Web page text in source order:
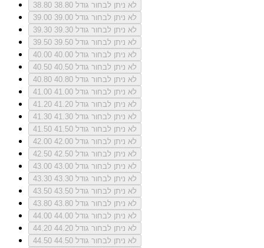
38.80
לא ניתן לבחור גודל 38.80
39.00
לא ניתן לבחור גודל 39.00
39.30
לא ניתן לבחור גודל 39.30
39.50
לא ניתן לבחור גודל 39.50
40.00
לא ניתן לבחור גודל 40.00
40.50
לא ניתן לבחור גודל 40.50
40.80
לא ניתן לבחור גודל 40.80
41.00
לא ניתן לבחור גודל 41.00
41.20
לא ניתן לבחור גודל 41.20
41.30
לא ניתן לבחור גודל 41.30
41.50
לא ניתן לבחור גודל 41.50
42.00
לא ניתן לבחור גודל 42.00
42.50
לא ניתן לבחור גודל 42.50
43.00
לא ניתן לבחור גודל 43.00
43.30
לא ניתן לבחור גודל 43.30
43.50
לא ניתן לבחור גודל 43.50
43.80
לא ניתן לבחור גודל 43.80
44.00
לא ניתן לבחור גודל 44.00
44.20
לא ניתן לבחור גודל 44.20
44.50
לא ניתן לבחור גודל 44.50